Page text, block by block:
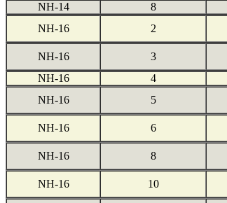
NH-14
8
NH-16
2
NH-16 3
NH-16
4
NH-16
5
NH-16 6
NH-16 8
NH-16 10